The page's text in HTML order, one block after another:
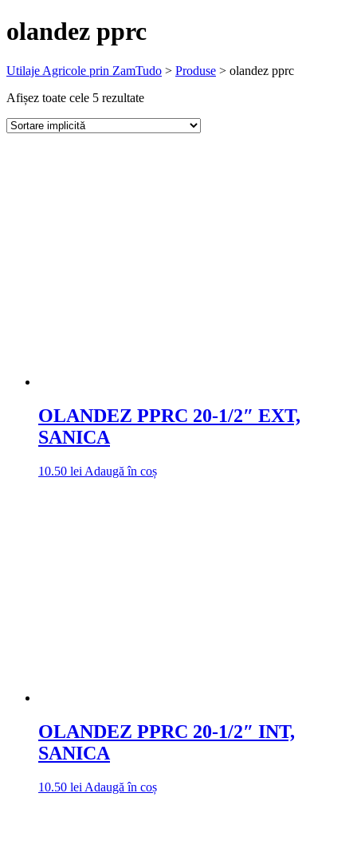
olandez pprc
Utilaje Agricole prin ZamTudo > Produse > olandez pprc
Afișez toate cele 5 rezultate
OLANDEZ PPRC 20-1/2″ EXT,
SANICA
10.50 lei Adaugă în coș
OLANDEZ PPRC 20-1/2″ INT,
SANICA
10.50 lei Adaugă în coș